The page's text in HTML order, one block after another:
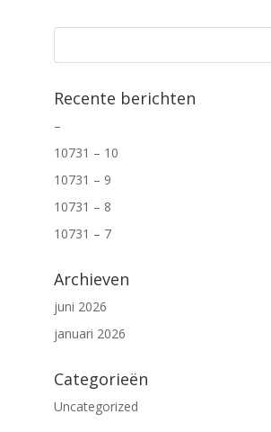
Recente berichten
–
10731 – 10
10731 – 9
10731 – 8
10731 – 7
Archieven
juni 2026
januari 2026
Categorieën
Uncategorized